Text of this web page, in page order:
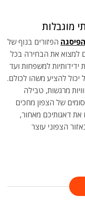
הפזורים בנוף של
למצוא את הבחירה בכל
למשפחות ועד
יכול להציע משהו לכולם.
מרגשות, טבילה
של הצפון מחכים
את דאגותיכם מאחור,
הצפוני עוצר